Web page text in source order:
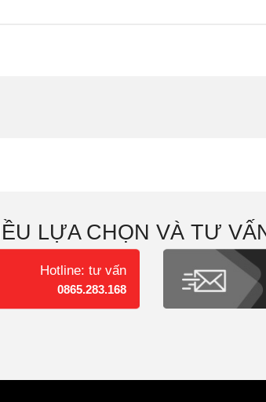
LỰA CHỌN VÀ TƯ
Hotline: tư vấn
0865.283.168